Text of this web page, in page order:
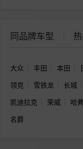
同品牌车型
大众 丰田 本田
领克
雪铁龙 长城
凯迪拉克
荣威 哈弗
名爵